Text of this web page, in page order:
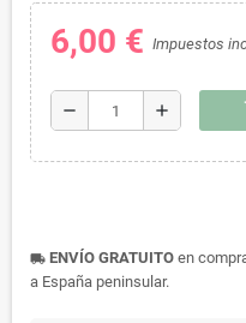
6,00 € Impuestos
remove add
local_shipping ENVÍO GRATUITO en
a España peninsular.